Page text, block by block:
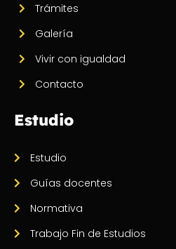
Trámites
Galería
Vivir con igualdad
Contacto
Estudio
Estudio
Guías docentes
Normativa
Trabajo Fin de Estudios